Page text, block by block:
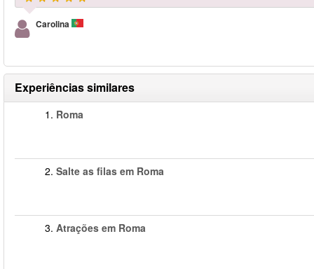
Carolina
Experiências similares
1. Roma
2. Salte as filas em Roma
3. Atrações em Roma